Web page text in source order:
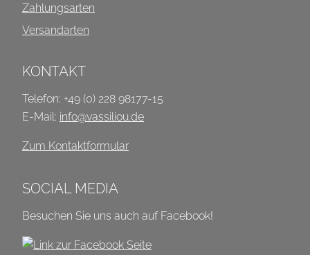
Zahlungsarten
Versandarten
KONTAKT
Telefon: +49 (0) 228 98177-15
E-Mail: info@vassiliou.de
Zum Kontaktformular
SOCIAL MEDIA
Besuchen Sie uns auch auf Facebook!